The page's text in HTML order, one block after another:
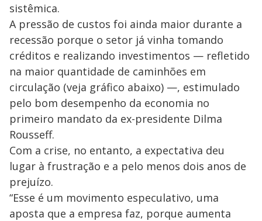
sistêmica.
A pressão de custos foi ainda maior durante a
recessão porque o setor já vinha tomando
créditos e realizando investimentos — refletido
na maior quantidade de caminhões em
circulação (veja gráfico abaixo) —, estimulado
pelo bom desempenho da economia no
primeiro mandato da ex-presidente Dilma
Rousseff.
Com a crise, no entanto, a expectativa deu
lugar à frustração e a pelo menos dois anos de
prejuízo.
“Esse é um movimento especulativo, uma
aposta que a empresa faz, porque aumenta